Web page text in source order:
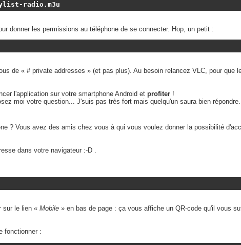
radio.m3u
donner les permissions au téléphone de se connecter. Hop, un petit :
de « # private addresses » (et pas plus). Au besoin relancez VLC, pour que
l'application sur votre smartphone Android et profiter!
moi votre question... J'suis pas très fort mais quelqu'un saura bien répondre.
? Vous avez des amis chez vous à qui vous voulez donner la possibilité
dans votre navigateur :-D .
sur le lien « Mobile» en bas de page : ça vous affiche un QR-code qu'il vous
fonctionner :